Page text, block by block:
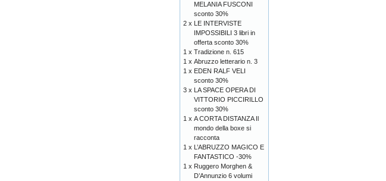
MELANIA FUSCONI
sconto 30%
2 x LE INTERVISTE
IMPOSSIBILI 3 libri in
offerta sconto 30%
1 x Tradizione n. 615
1 x Abruzzo letterario n. 3
1 x EDEN RALF VELI
sconto 30%
3 x LA SPACE OPERA DI
VITTORIO PICCIRILLO
sconto 30%
1 x A CORTA DISTANZA Il
mondo della boxe si
racconta
1 x L’ABRUZZO MAGICO E
FANTASTICO -30%
1 x Ruggero Morghen &
D’Annunzio 6 volumi